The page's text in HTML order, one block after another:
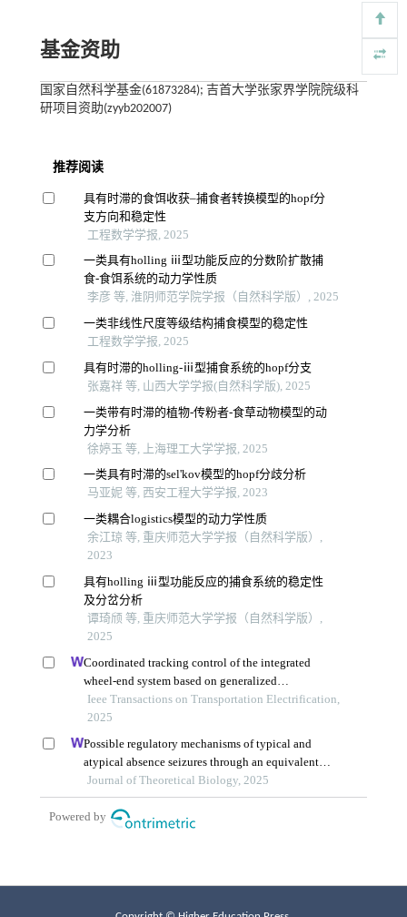
基金资助
国家自然科学基金(61873284); 吉首大学张家界学院院级科
研项目资助(zyyb202007)